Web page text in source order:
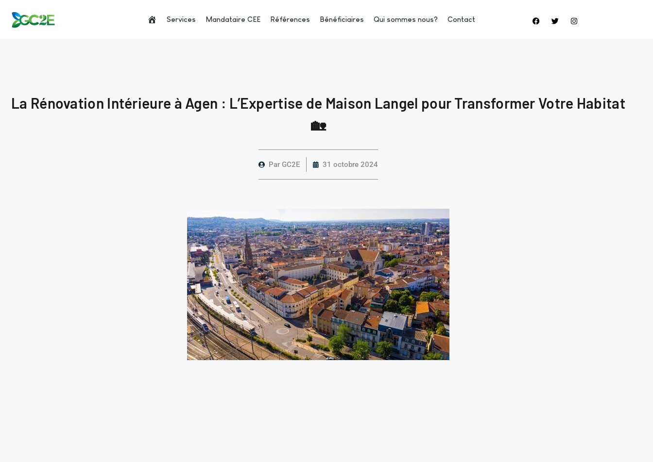
Services Mandataire CEE Références Bénéficiaires Qui sommes nous? Contact
La Rénovation Intérieure à Agen : L’Expertise de Maison Langel pour Transformer Votre Habitat
🏡
Par GC2E 31 octobre 2024